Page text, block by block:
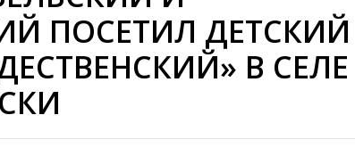
ДОКУМЕНТЫ
ЕПАРХИАЛЬНЫЕ ОТДЕЛЫ
БЛАГОЧИНИЯ
ДЕТСКИЙ ТУРИЗМ
ПОСЕТИЛ ДЕТСКИЙ
В СЕЛЕ